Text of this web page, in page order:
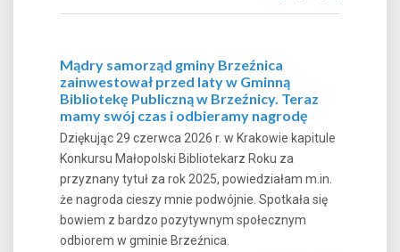
Mądry samorząd gminy Brzeźnica
zainwestował przed laty w Gminną
Bibliotekę Publiczną w Brzeźnicy. Teraz
mamy swój czas i odbieramy nagrodę
Dziękując 29 czerwca 2026 r. w Krakowie kapitule
Konkursu Małopolski Bibliotekarz Roku za
przyznany tytuł za rok 2025, powiedziałam m.in.
że nagroda cieszy mnie podwójnie. Spotkała się
bowiem z bardzo pozytywnym społecznym
odbiorem w gminie Brzeźnica.